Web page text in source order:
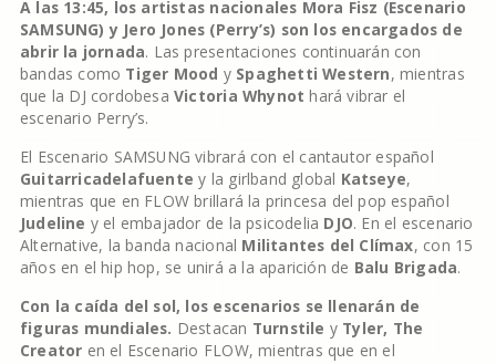
A las 13:45, los artistas nacionales Mora Fisz (Escenario
SAMSUNG) y Jero Jones (Perry’s) son los encargados de
abrir la jornada. Las presentaciones continuarán con
bandas como Tiger Mood y Spaghetti Western, mientras
que la DJ cordobesaVictoria Whynot hará vibrar el
escenario Perry’s.
El Escenario SAMSUNG vibrará con el cantautor español
Guitarricadelafuente y la girlband global Katseye,
mientras que en FLOW brillará la princesa del pop español
Judeline y el embajador de la psicodelia DJO. En el escenario
Alternative, la banda nacional Militantes del Clímax, con 15
años en el hip hop, se unirá a la aparición de Balu Brigada.
Con la caída del sol, los escenarios se llenarán de
figuras mundiales. Destacan Turnstile y Tyler, The
Creator en el Escenario FLOW, mientras que en el